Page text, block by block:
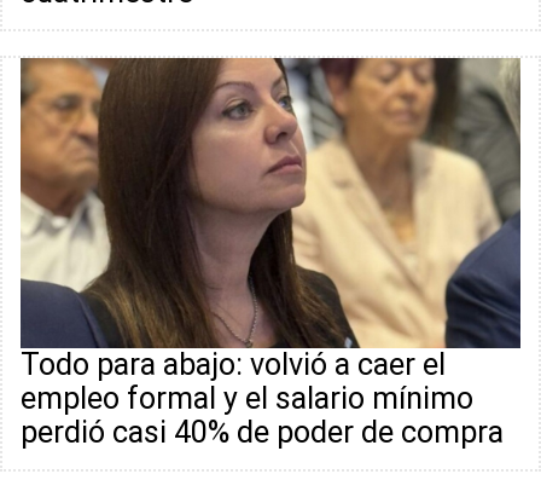
Todo para abajo: volvió a caer el
empleo formal y el salario mínimo
perdió casi 40% de poder de compra